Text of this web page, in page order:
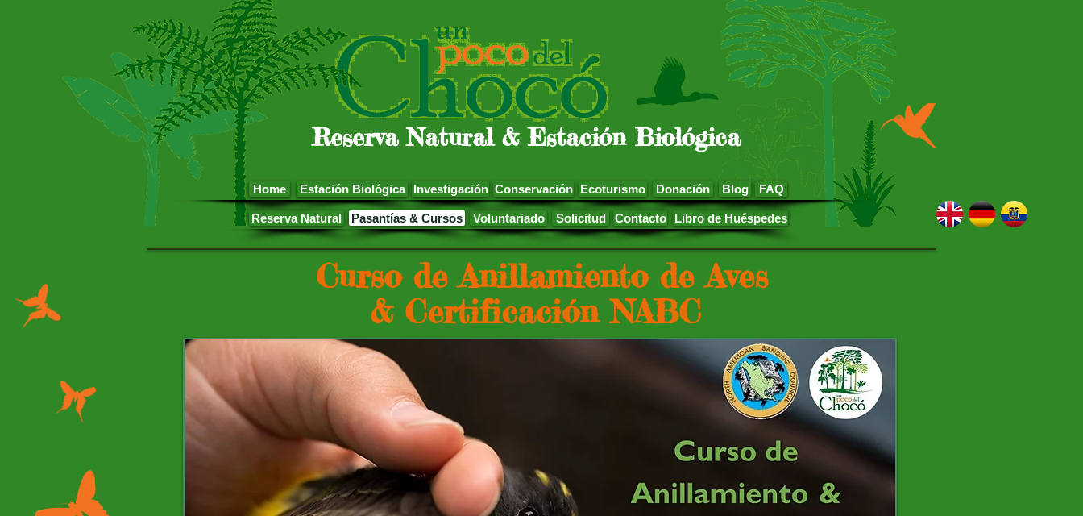
Reserva Natural & Estación Biológica
Home Estación Biológica Investigación Conservación Ecoturismo Donación Blog FAQ
Reserva Natural Pasantías & Cursos Voluntariado Solicitud Contacto Libro de Huéspedes
Curso de Anillamiento de Aves
& Certificación NABC